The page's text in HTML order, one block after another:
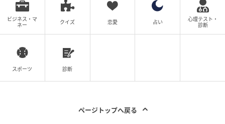
ビジネス・マ
ネー
クイズ 恋愛 占い
心理テスト・
診断
スポーツ 診断
ページトップへ戻る